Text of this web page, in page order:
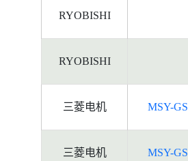
RYOBISHI
RYOBISHI
三菱电机 MSY-
三菱电机 MSY-